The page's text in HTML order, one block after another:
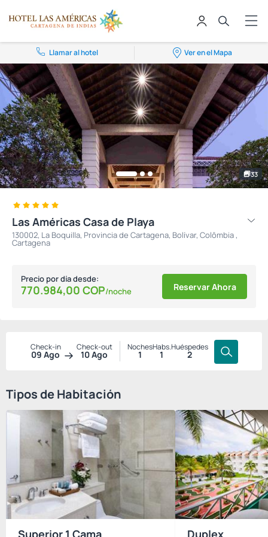
Llamar al hotel Ver en el Mapa
33
Las Américas Casa de Playa
130002, La Boquilla, Provincia de Cartagena, Bolívar, Colômbia ,
Cartagena
Precio por día desde:
770.984,00 COP/noche Reservar Ahora
Check-in
09 Ago
Check-out
10 Ago
Noches
1
Habs.
1
Huéspedes
2
Tipos de Habitación
Superior 1 Cama Duplex